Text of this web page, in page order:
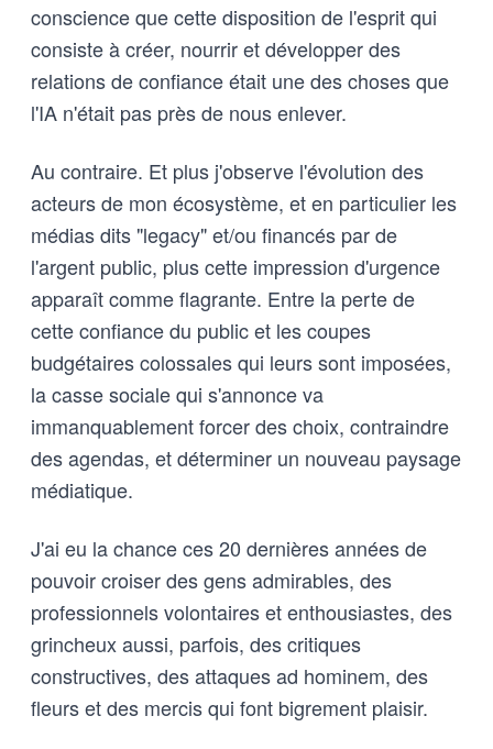
conscience que cette disposition de l'esprit qui
consiste à créer, nourrir et développer des
relations de confiance était une des choses que
l'IA n'était pas près de nous enlever.
Au contraire. Et plus j'observe l'évolution des
acteurs de mon écosystème, et en particulier les
médias dits "legacy" et/ou financés par de
l'argent public, plus cette impression d'urgence
apparaît comme flagrante. Entre la perte de
cette confiance du public et les coupes
budgétaires colossales qui leurs sont imposées,
la casse sociale qui s'annonce va
immanquablement forcer des choix, contraindre
des agendas, et déterminer un nouveau paysage
médiatique.
J'ai eu la chance ces 20 dernières années de
pouvoir croiser des gens admirables, des
professionnels volontaires et enthousiastes, des
grincheux aussi, parfois, des critiques
constructives, des attaques ad hominem, des
fleurs et des mercis qui font bigrement plaisir.